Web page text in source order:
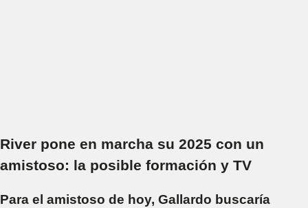
River pone en marcha su 2025 con un
amistoso: la posible formación y TV
Para el amistoso de hoy, Gallardo buscaría